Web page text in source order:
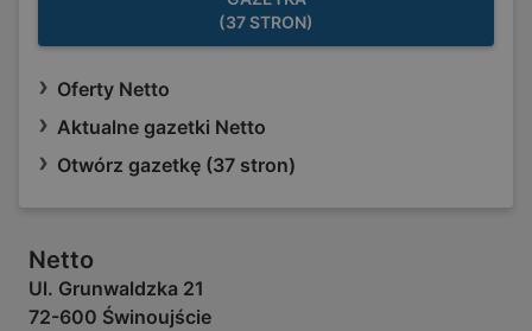
(37 STRON)
Oferty Netto
Aktualne gazetki Netto
Otwórz gazetkę (37 stron)
Netto
Ul. Grunwaldzka 21
72-600 Świnoujście